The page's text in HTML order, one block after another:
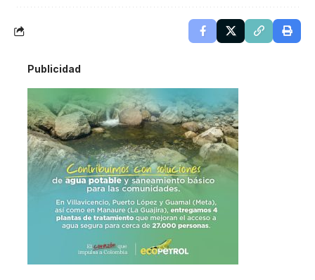
Publicidad